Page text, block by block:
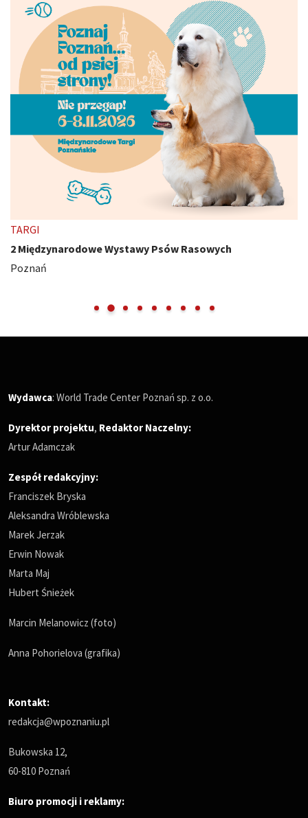
TARGI
2 Międzynarodowe Wystawy Psów Rasowych
Poznań
Wydawca: World Trade Center Poznań sp. z o.o.
Dyrektor projektu, Redaktor Naczelny:
Artur Adamczak
Zespół redakcyjny:
Franciszek Bryska
Aleksandra Wróblewska
Marek Jerzak
Erwin Nowak
Marta Maj
Hubert Śnieżek
Marcin Melanowicz (foto)
Anna Pohorielova (grafika)
Kontakt:
redakcja@wpoznaniu.pl
Bukowska 12,
60-810 Poznań
Biuro promocji i reklamy: